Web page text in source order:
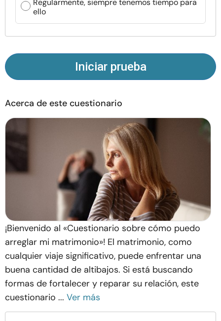
Sobre nosotros Contáctanos Escríbenos
Publicidad con
© Copyright 2026. Todos los derechos reservados.
Regularmente, siempre tenemos tiempo para
ello
Iniciar prueba
Acerca de este cuestionario
¡Bienvenido al «Cuestionario sobre cómo puedo
arreglar mi matrimonio»! El matrimonio, como
cualquier viaje significativo, puede enfrentar una
buena cantidad de altibajos. Si está buscando
formas de fortalecer y reparar su relación, este
cuestionario ... Ver más